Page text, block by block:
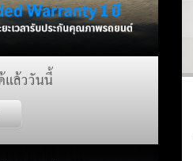
แล้ววันนี้